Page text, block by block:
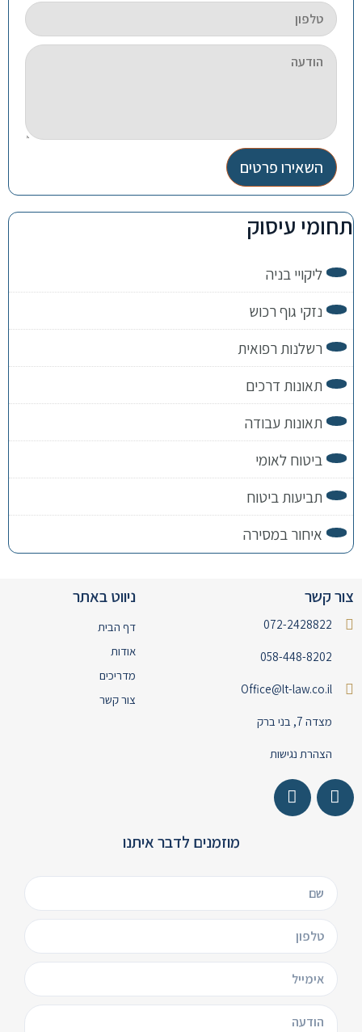
השאירו פרטים
תחומי עיסוק
ליקויי בניה
נזקי גוף רכוש
רשלנות רפואית
תאונות דרכים
תאונות עבודה
ביטוח לאומי
תביעות ביטוח
איחור במסירה
צור קשר
072-2428822
058-448-8202
Office@lt-law.co.il
מצדה 7, בני ברק
הצהרת נגישות
ניווט באתר
דף הבית
אודות
מדריכים
צור קשר
מוזמנים לדבר איתנו